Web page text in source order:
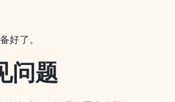
好了。
问题